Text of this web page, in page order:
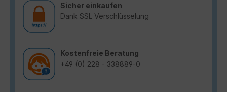
Sicher einkaufen
Dank SSL Verschlüsselung
Kostenfreie Beratung
+49 (0) 228 - 338889-0